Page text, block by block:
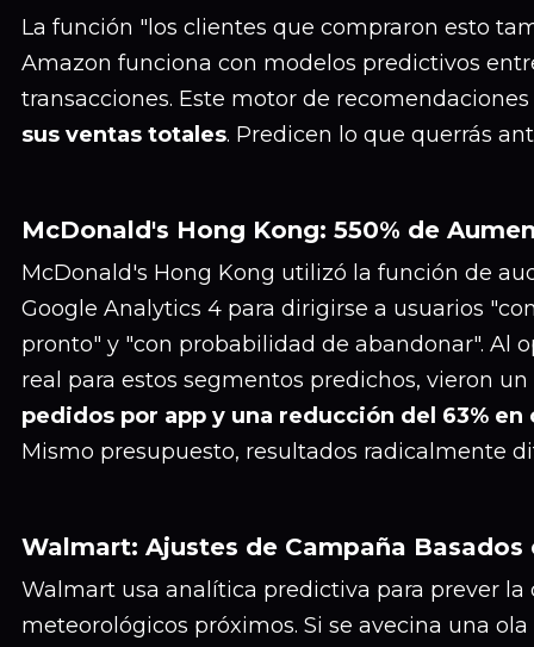
La función "los clientes que compraron esto
Amazon funciona con modelos predictivos
transacciones. Este motor de
sus ventas totales. Predicen lo que querrás
McDonald's Hong Kong: 550% de
McDonald's Hong Kong utilizó la función de
Google Analytics 4 para dirigirse a usuarios
pronto" y "con probabilidad de abandonar". Al
real para estos segmentos predichos, vieron un
pedidos por app y una reducción del 63%
Mismo presupuesto, resultados radicalmente
Walmart: Ajustes de Campaña Basados
Walmart usa analítica predictiva para prever
meteorológicos próximos. Si se avecina una